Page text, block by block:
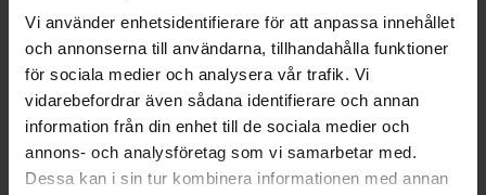
Vi använder enhetsidentifierare för att anpassa innehållet
och annonserna till användarna, tillhandahålla funktioner
för sociala medier och analysera vår trafik. Vi
vidarebefordrar även sådana identifierare och annan
information från din enhet till de sociala medier och
annons- och analysföretag som vi samarbetar med.
Dessa kan i sin tur kombinera informationen med annan
MINI Aceman Elbil
2025 •Elbil
Pris
Inkl. moms
495 600 kr
Finansiering
Inkl. moms
4 387 kr/mån
Privatleasing Företagsleasing